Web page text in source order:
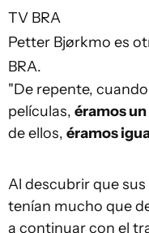
TV BRA
Petter Bjørkmo es
BRA.
"De repente,
películas, éramos
de ellos, éramos
Al descubrir que
tenían mucho que
a continuar con el